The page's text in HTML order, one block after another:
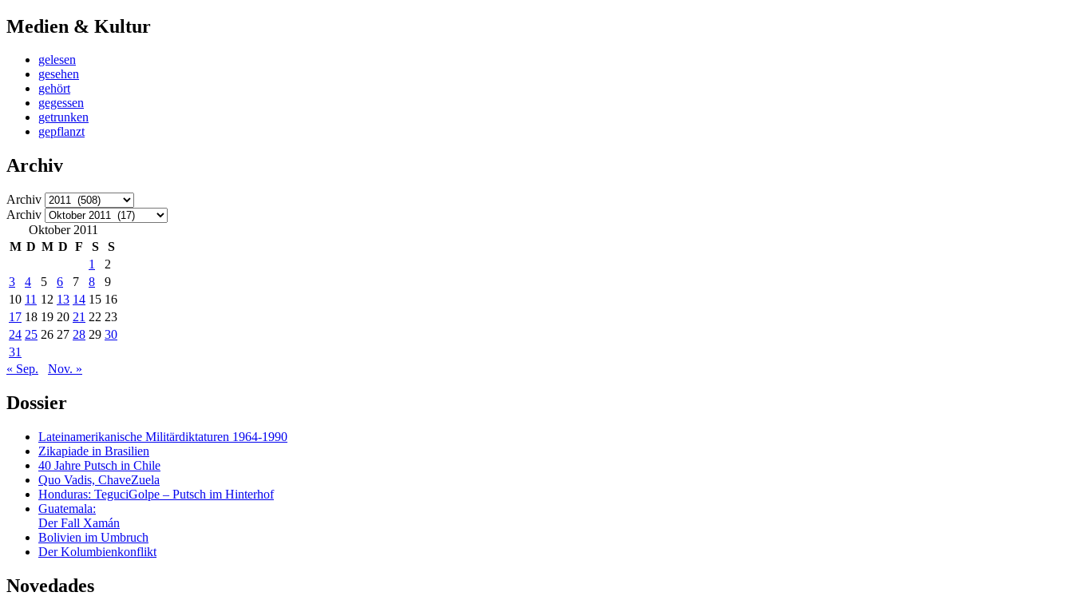
Medien & Kultur
gelesen
gesehen
gehört
gegessen
getrunken
gepflanzt
Archiv
Archiv
Archiv
Oktober 2011
M D M D F S
S
1
2
3
4 5 6 7 8
9
10 11 12 13 14 15 16
17 18 19 20 21 22 23
24 25 26 27 28 29 30
31
« Sep.
Nov. »
Dossier
Lateinamerikanische Militärdiktaturen 1964-1990
Zikapiade in Brasilien
40 Jahre Putsch in Chile
Quo Vadis, ChaveZuela
Honduras: TeguciGolpe – Putsch im Hinterhof
Guatemala:
Der Fall Xamán
Bolivien im Umbruch
Der Kolumbienkonflikt
Novedades